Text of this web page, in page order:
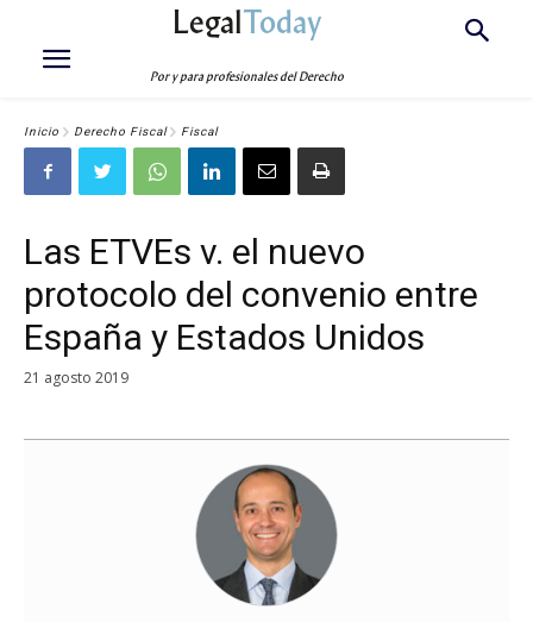
LegalToday
Por y para profesionales del Derecho
Inicio Derecho Fiscal Fiscal
Las ETVEs v. el nuevo
protocolo del convenio entre
España y Estados Unidos
21 agosto 2019